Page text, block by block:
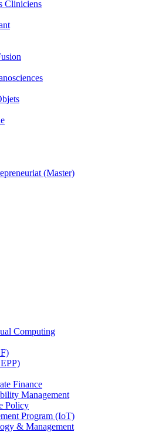
Cliniciens
(Master)
Computing
Finance
Management
Policy
Program (IoT)
& Management